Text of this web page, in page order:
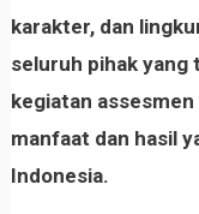
karakter, dan
seluruh pihak yang
kegiatan
manfaat dan hasil
Indonesia.